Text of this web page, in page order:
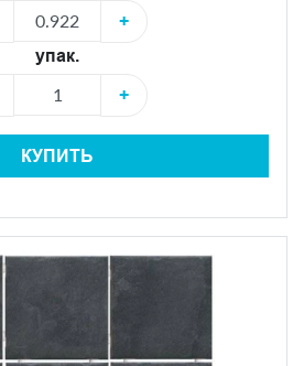
+
упак.
+
КУПИТЬ